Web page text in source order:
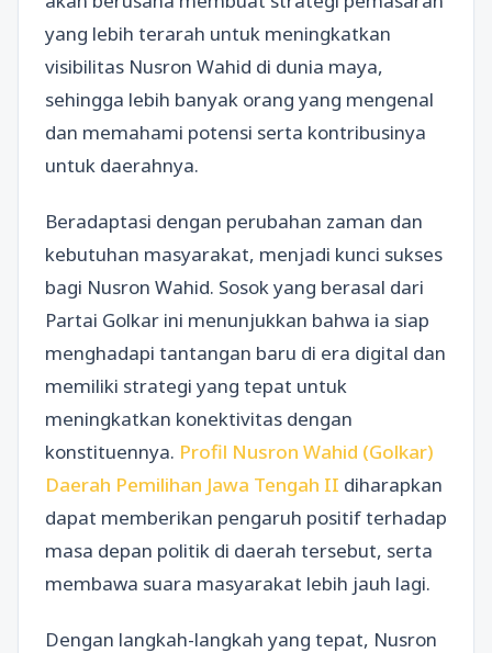
yang lebih terarah untuk meningkatkan
visibilitas Nusron Wahid di dunia maya,
sehingga lebih banyak orang yang mengenal
dan memahami potensi serta kontribusinya
untuk daerahnya.
Beradaptasi dengan perubahan zaman dan
kebutuhan masyarakat, menjadi kunci sukses
bagi Nusron Wahid. Sosok yang berasal dari
Partai Golkar ini menunjukkan bahwa ia siap
menghadapi tantangan baru di era digital dan
memiliki strategi yang tepat untuk
meningkatkan konektivitas dengan
konstituennya. Profil Nusron Wahid (Golkar)
Daerah Pemilihan Jawa Tengah II diharapkan
dapat memberikan pengaruh positif terhadap
masa depan politik di daerah tersebut, serta
membawa suara masyarakat lebih jauh lagi.
Dengan langkah-langkah yang tepat, Nusron